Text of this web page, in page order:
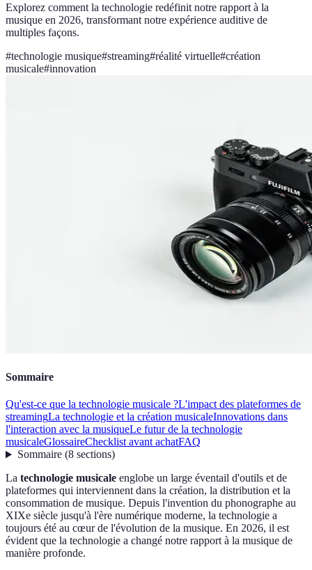
Explorez comment la technologie redéfinit notre rapport à la
musique en 2026, transformant notre expérience auditive de
multiples façons.
#technologie musique#streaming#réalité virtuelle#création
musicale#innovation
Sommaire
Qu'est-ce que la technologie musicale ?L'impact des plateformes de
streamingLa technologie et la création musicaleInnovations dans
l'interaction avec la musiqueLe futur de la technologie
musicaleGlossaireChecklist avant achatFAQ
Sommaire(8 sections)
La technologie musicale englobe un large éventail d'outils et de
plateformes qui interviennent dans la création, la distribution et la
consommation de musique. Depuis l'invention du phonographe au
XIXe siècle jusqu'à l'ère numérique moderne, la technologie a
toujours été au cœur de l'évolution de la musique. En 2026, il est
évident que la technologie a changé notre rapport à la musique de
manière profonde.